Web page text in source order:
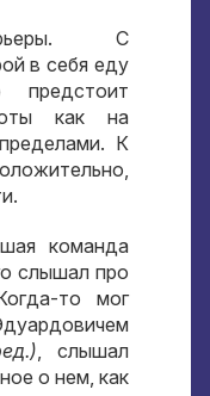
С
в себя еду
как на
К
команда
слышал про
то мог
, слышал
о нем, как